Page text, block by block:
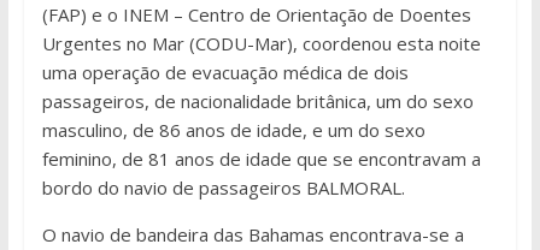
(FAP) e o INEM – Centro de Orientação de Doentes
Urgentes no Mar (CODU-Mar), coordenou esta noite
uma operação de evacuação médica de dois
passageiros, de nacionalidade britânica, um do sexo
masculino, de 86 anos de idade, e um do sexo
feminino, de 81 anos de idade que se encontravam a
bordo do navio de passageiros BALMORAL.
O navio de bandeira das Bahamas encontrava-se a